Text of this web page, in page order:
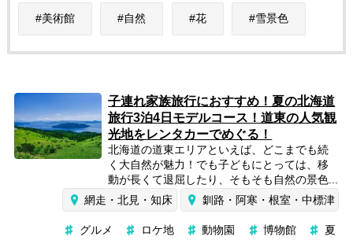
美術館 自然 花 雪景色
子連れ家族旅行におすすめ！夏の北海道
旅行3泊4日モデルコース！道東の人気観
光地をレンタカーでめぐる！
北海道の道東エリアといえば、どこまでも続
く大自然が魅力！でも子どもにとっては、移
動が長くて退屈したり、そもそも自然の景色...
網走・北見・知床
釧路・阿寒・根室・中標津
グルメ ロケ地 動物園 博物館 夏